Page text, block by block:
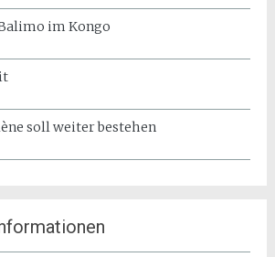
im Kongo
soll weiter bestehen